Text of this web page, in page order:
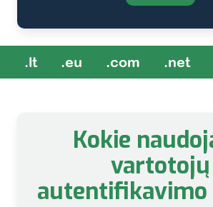
.lt .eu .com .net
Kokie
vartotojų
autentifikavimo